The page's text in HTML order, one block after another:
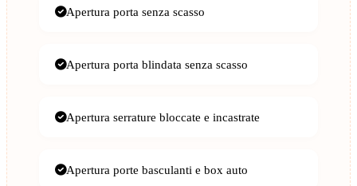
Apertura porta senza scasso
Apertura porta blindata senza scasso
Apertura serrature bloccate e incastrate
Apertura porte basculanti e box auto